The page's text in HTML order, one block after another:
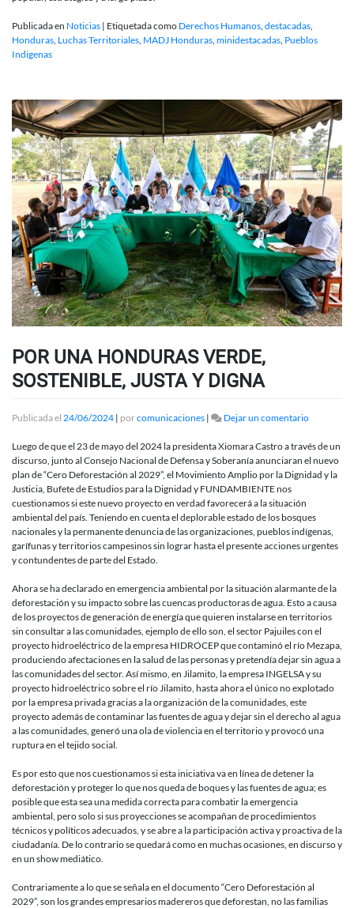
Publicada en Noticias | Etiquetada como Derechos Humanos destacadas
Honduras Luchas Territoriales MADJ Honduras minidestacadas Pueblos
Indigenas
POR UNA HONDURAS VERDE,
SOSTENIBLE, JUSTA Y DIGNA
Publicada el 24/06/2024 | porcomunicaciones | Dejar un comentarioen
UNA
VERDE,
Y
DIGNA
Luego de que el 23 de mayo del 2024 la presidenta Xiomara Castro a través de un
discurso, junto al Consejo Nacional de Defensa y Soberanía anunciaran el nuevo
plan de “Cero Deforestación al 2029”, el Movimiento Amplio por la Dignidad y la
Justicia, Bufete de Estudios para la Dignidad y FUNDAMBIENTE nos
cuestionamos si este nuevo proyecto en verdad favorecerá a la situación
ambiental del país. Teniendo en cuenta el deplorable estado de los bosques
nacionales y la permanente denuncia de las organizaciones, pueblos indígenas,
garífunas y territorios campesinos sin lograr hasta el presente acciones urgentes
y contundentes de parte del Estado.
Ahora se ha declarado en emergencia ambiental por la situación alarmante de la
deforestación y su impacto sobre las cuencas productoras de agua. Esto a causa
de los proyectos de generación de energía que quieren instalarse en territorios
sin consultar a las comunidades, ejemplo de ello son, el sector Pajuiles con el
proyecto hidroeléctrico de la empresa HIDROCEP que contaminó el río Mezapa,
produciendo afectaciones en la salud de las personas y pretendía dejar sin agua a
las comunidades del sector. Así mismo, en Jilamito, la empresa INGELSA y su
proyecto hidroeléctrico sobre el río Jilamito, hasta ahora el único no explotado
por la empresa privada gracias a la organización de la comunidades, este
proyecto además de contaminar las fuentes de agua y dejar sin el derecho al agua
a las comunidades, generó una ola de violencia en el territorio y provocó una
ruptura en el tejido social.
Es por esto que nos cuestionamos si esta iniciativa va en línea de detener la
deforestación y proteger lo que nos queda de boques y las fuentes de agua; es
posible que esta sea una medida correcta para combatir la emergencia
ambiental, pero solo si sus proyecciones se acompañan de procedimientos
técnicos y políticos adecuados, y se abre a la participación activa y proactiva de la
ciudadanía. De lo contrario se quedará como en muchas ocasiones, en discurso y
en un show mediático.
Contrariamente a lo que se señala en el documento “Cero Deforestación al
2029”, son los grandes empresarios madereros que deforestan, no las familias